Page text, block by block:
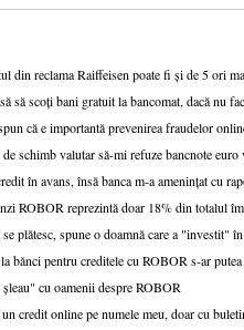
din reclama Raiffeisen poate fi și de 5 ori
să scoți bani gratuit la bancomat, dacă nu
că e importantă prevenirea fraudelor
schimb valutar să-mi refuze bancnote euro
în avans, însă banca m-a amenințat cu
ROBOR reprezintă doar 18% din totalul
plătesc, spune o doamnă care a "investit"
bănci pentru creditele cu ROBOR s-ar
cu oamenii despre ROBOR
credit online pe numele meu, doar cu